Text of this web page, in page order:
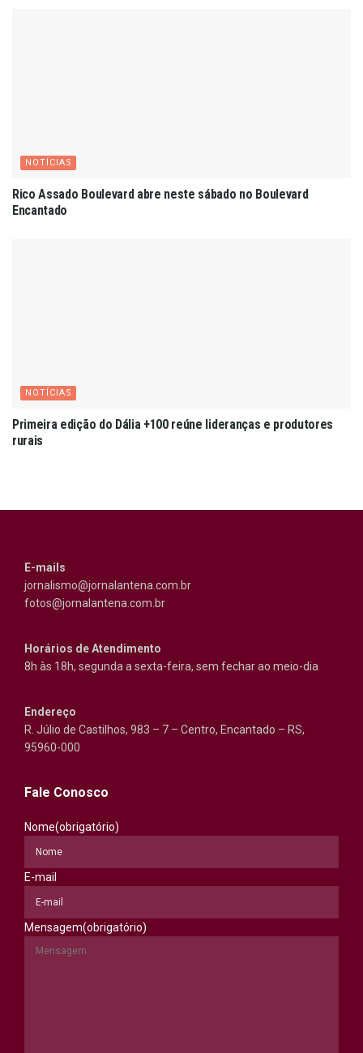
NOTÍCIAS
Rico Assado Boulevard abre neste sábado no Boulevard
Encantado
NOTÍCIAS
Primeira edição do Dália +100 reúne lideranças e produtores
rurais
E-mails
jornalismo@jornalantena.com.br
fotos@jornalantena.com.br
Horários de Atendimento
8h às 18h, segunda a sexta-feira, sem fechar ao meio-dia
Endereço
R. Júlio de Castilhos, 983 – 7 – Centro, Encantado – RS,
95960-000
Fale Conosco
Nome(obrigatório)
E-mail
Mensagem(obrigatório)